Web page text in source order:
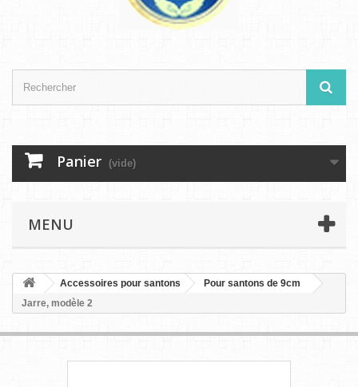
Panier (vide)
MENU
Accessoires pour santons
Pour santons de 9cm
Jarre, modèle 2